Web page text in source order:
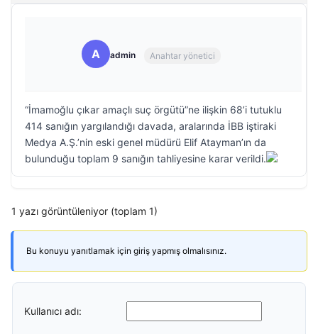
A admin Anahtar yönetici
“İmamoğlu çıkar amaçlı suç örgütü”ne ilişkin 68’i tutuklu
414 sanığın yargılandığı davada, aralarında İBB iştiraki
Medya A.Ş.’nin eski genel müdürü Elif Atayman’ın da
bulunduğu toplam 9 sanığın tahliyesine karar verildi.
1 yazı görüntüleniyor (toplam 1)
Bu konuyu yanıtlamak için giriş yapmış olmalısınız.
Kullanıcı adı: